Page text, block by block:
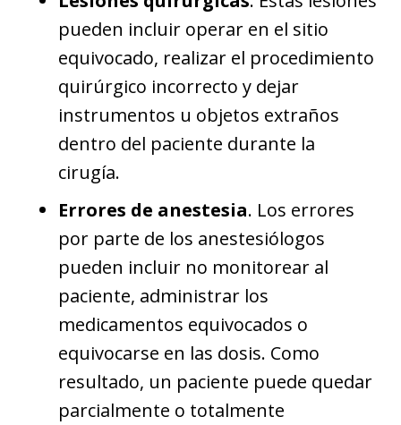
pueden incluir operar en el sitio
equivocado, realizar el procedimiento
quirúrgico incorrecto y dejar
instrumentos u objetos extraños
dentro del paciente durante la
cirugía.
Errores de anestesia. Los errores
por parte de los anestesiólogos
pueden incluir no monitorear al
paciente, administrar los
medicamentos equivocados o
equivocarse en las dosis. Como
resultado, un paciente puede quedar
parcialmente o totalmente